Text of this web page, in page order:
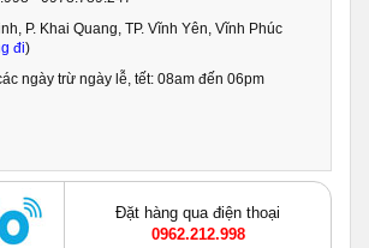
P. Khai Quang, TP. Vĩnh Yên, Vĩnh Phúc
đi)
ngày trừ ngày lễ, tết: 08am đến 06pm
Đặt hàng qua điện thoại
0962.212.998